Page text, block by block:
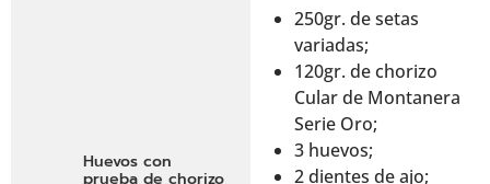
Huevos con
prueba de chorizo
250gr. de setas
variadas;
120gr. de chorizo
Cular de Montanera
Serie Oro;
3 huevos;
2 dientes de ajo;